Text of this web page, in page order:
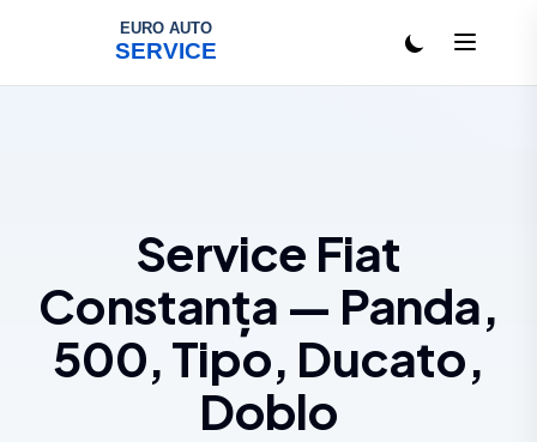
Service Fiat
Constanța — Panda,
500, Tipo, Ducato,
Doblo